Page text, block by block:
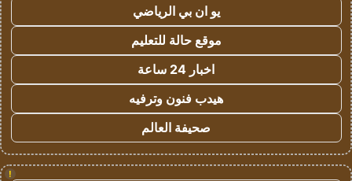
يو ان بي الرياضي
موقع حالة للتعليم
اخبار 24 ساعة
هيدب فنون وترفيه
صحيفة العالم
!